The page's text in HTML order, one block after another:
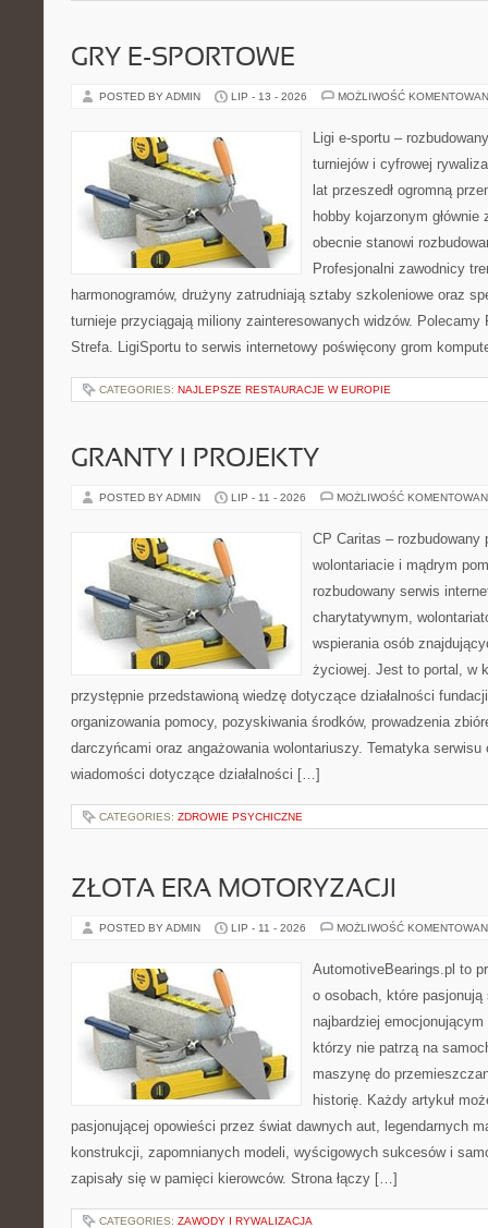
GRY E-SPORTOWE
POSTED BY ADMIN LIP - 13 - 2026 MOŻLIWOŚĆ
Ligi e-sportu –
turniejów i cyfrowej
lat przeszedł ogromną
hobby kojarzonym
obecnie stanowi
Profesjonalni zawodnicy
harmonogramów, drużyny zatrudniają sztaby szkoleniowe oraz
turnieje przyciągają miliony zainteresowanych widzów.
Strefa. LigiSportu to serwis internetowy poświęcony grom
CATEGORIES: NAJLEPSZE RESTAURACJE W EUROPIE
GRANTY I PROJEKTY
POSTED BY ADMIN LIP - 11 - 2026 MOŻLIWOŚĆ
CP Caritas – rozbudowany
wolontariacie i mądrym
rozbudowany serwis
charytatywnym,
wspierania osób
życiowej. Jest to portal, w
przystępnie przedstawioną wiedzę dotyczące działalności
organizowania pomocy, pozyskiwania środków, prowadzenia
darczyńcami oraz angażowania wolontariuszy. Tematyka
wiadomości dotyczące działalności […]
CATEGORIES: ZDROWIE PSYCHICZNE
ZŁOTA ERA MOTORYZACJI
POSTED BY ADMIN LIP - 11 - 2026 MOŻLIWOŚĆ
AutomotiveBearings.pl to
o osobach, które
najbardziej
którzy nie patrzą na
maszynę do
historię. Każdy artykuł
pasjonującej opowieści przez świat dawnych aut, legendarnych
konstrukcji, zapomnianych modeli, wyścigowych sukcesów i
zapisały się w pamięci kierowców. Strona łączy […]
CATEGORIES: ZAWODY I RYWALIZACJA